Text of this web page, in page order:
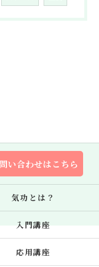
い合わせはこちら
気功とは？
入門講座
応用講座